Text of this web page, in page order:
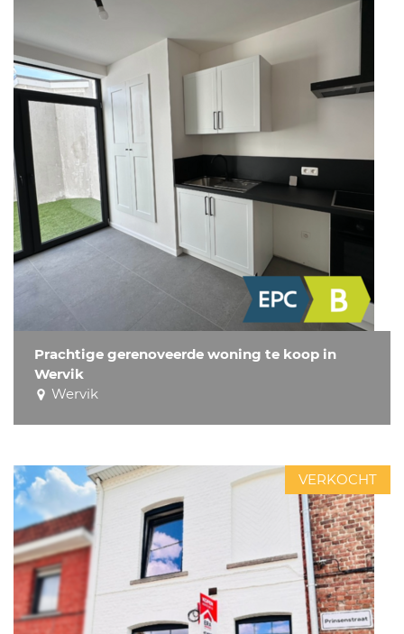
Prachtige gerenoveerde woning te koop in
Wervik
Wervik
VERKOCHT